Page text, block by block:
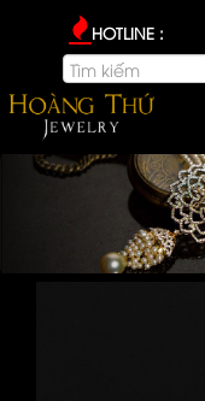
HOTLINE :